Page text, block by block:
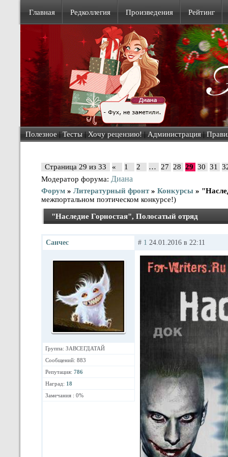
Главная Редколлегия Произведения Рейтинг
Полезное | Тесты | Хочу рецензию! | Администрация |
Страница 29 из 33 « 1 2 … 27 28 29 30 31
Модератор форума: Диана
Форум » Литературный фронт » Конкурсы »
межпортальном поэтическом конкурсе!)
"Наследие Горностая", Полосатый отряд
Санчес
Группа: ЗАВСЕГДАТАЙ
Сообщений: 883
Репутация: 786
Наград: 18
Замечания : 0%
# 1 24.01.2016 в 22:11